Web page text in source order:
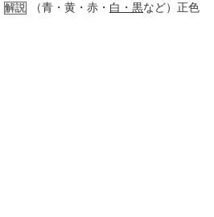
解説 （青・黄・赤・ 白・黒など）正色